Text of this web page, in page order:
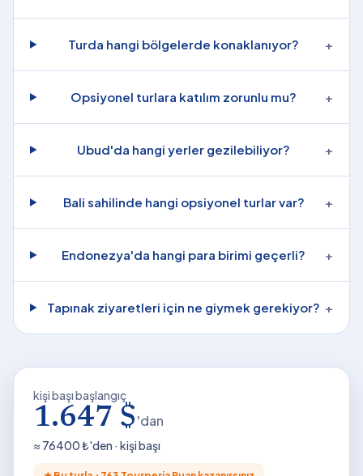
Turda hangi bölgelerde konaklanıyor? +
Opsiyonel turlara katılım zorunlu mu? +
Ubud'da hangi yerler gezilebiliyor? +
Bali sahilinde hangi opsiyonel turlar var? +
Endonezya'da hangi para birimi geçerli? +
Tapınak ziyaretleri için ne giymek gerekiyor? +
kişi başı başlangıç
1.647 $'dan
≈ 76400₺'den · kişi başı